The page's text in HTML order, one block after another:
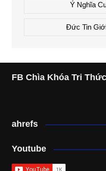
Ý Nghĩa
Đức Tin
FB Chìa Khóa Tri Thức
ahrefs
Youtube